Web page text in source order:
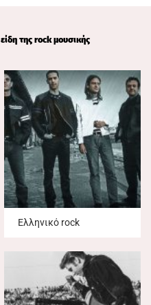
της rock μουσικής
Ελληνικό rock